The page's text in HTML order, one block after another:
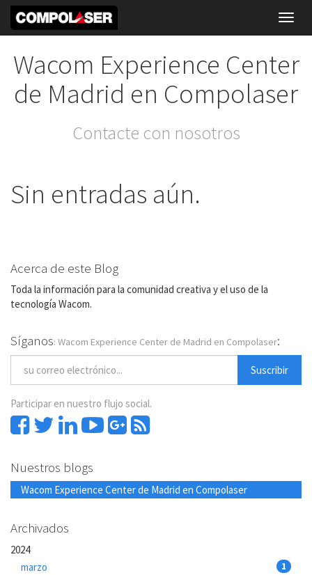
Wacom Experience Center
de Madrid en Compolaser
Contacte con nosotros
Sin entradas aún.
Acerca de este Blog
Toda la información para la comunidad creativa y el uso de la
tecnología Wacom.
Síganos: Wacom Experience Center de Madrid en Compolaser:
Suscribir
Participar en nuestro flujo social.
Nuestros blogs
Wacom Experience Center de Madrid en Compolaser
Archivados
2024
marzo
1